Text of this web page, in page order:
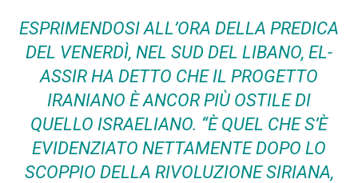
ESPRIMENDOSI ALL’ORA DELLA PREDICA
DEL VENERDÌ, NEL SUD DEL LIBANO, EL-
ASSIR HA DETTO CHE IL PROGETTO
IRANIANO È ANCOR PIÙ OSTILE DI
QUELLO ISRAELIANO. “È QUEL CHE S’È
EVIDENZIATO NETTAMENTE DOPO LO
SCOPPIO DELLA RIVOLUZIONE SIRIANA,